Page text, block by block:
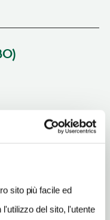
sito più facile ed
del sito, l'utente